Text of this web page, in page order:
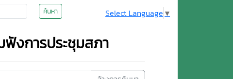
ค้นหา Select Language ▼
ฟังการประชุมสภา